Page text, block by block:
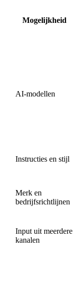
Mogelijkheid
AI-modellen
Instructies en stijl
Merk en
bedrijfsrichtlijnen
Input uit meerdere
kanalen